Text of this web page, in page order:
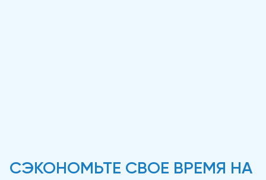
СЭКОНОМЬТЕ СВОЕ ВРЕМЯ НА